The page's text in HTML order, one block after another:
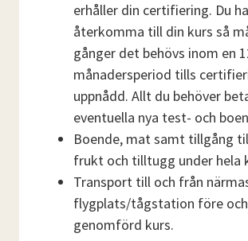
erhåller din certifiering. Du
återkomma till din kurs så
gånger det behövs inom en
månadersperiod tills
uppnådd. Allt du behöver
eventuella nya test- och
Boende, mat samt tillgång
frukt och tilltugg under hela
Transport till och från
flygplats/tågstation före
genomförd kurs.